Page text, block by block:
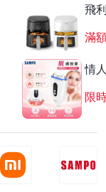
飛
滿
情
限